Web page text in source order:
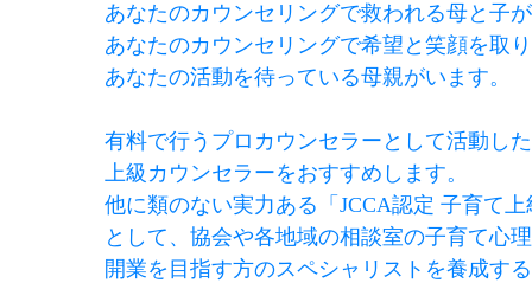
あなたのカウンセリングで救われる母と子
あなたのカウンセリングで希望と笑顔を取
あなたの活動を待っている母親がいます。
有料で行うプロカウンセラーとして活動し
上級カウンセラーをおすすめします。
他に類のない実力ある「JCCA認定 子育て
として、協会や各地域の相談室の子育て心
開業を目指す方のスペシャリストを養成す